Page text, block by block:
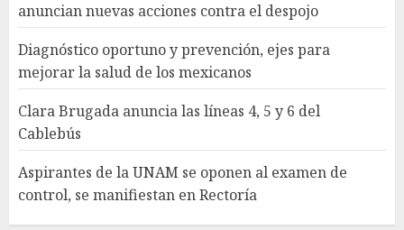
anuncian nuevas acciones contra el despojo
Diagnóstico oportuno y prevención, ejes para
mejorar la salud de los mexicanos
Clara Brugada anuncia las líneas 4, 5 y 6 del
Cablebús
Aspirantes de la UNAM se oponen al examen de
control, se manifiestan en Rectoría